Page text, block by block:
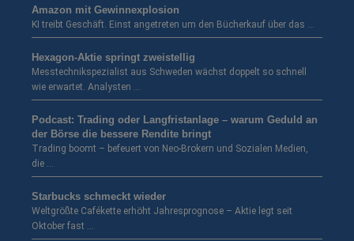
Amazon mit Gewinnexplosion
KI treibt Geschäft. Einst angetreten um den Bücherkauf über das …
Hexagon-Aktie springt zweistellig
Messtechnikspezialist aus Schweden wächst doppelt so schnell
wie erwartet. Analysten …
Podcast: Trading oder Langfristanlage – warum Geduld an
der Börse die bessere Rendite bringt
Trading boomt – befeuert von Neo-Brokern und Sozialen Medien,
die …
Starbucks schmeckt wieder
Weltgrößte Cafékette erhöht Jahresprognose – Aktie legt seit
Oktober fast …